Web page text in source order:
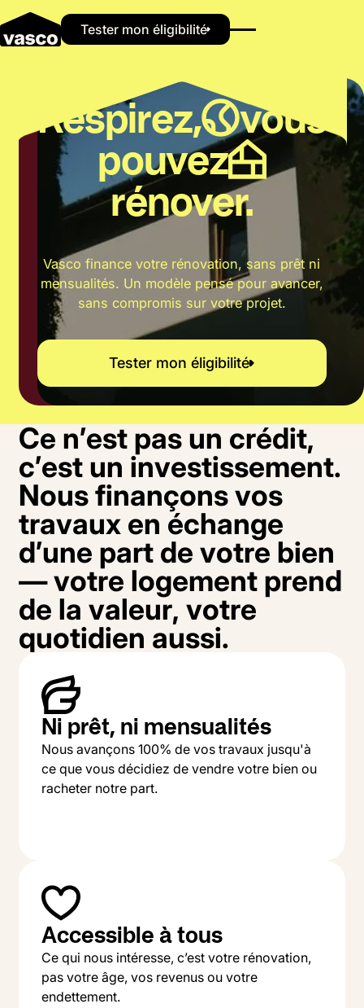
Button Text
Tester mon éligibilité
Respirez, vous
pouvez
rénover.
Vasco finance votre rénovation, sans prêt ni
mensualités. Un modèle pensé pour avancer,
sans compromis sur votre projet.
Tester mon éligibilité
Ce n’est pas un crédit,
c’est un investissement.
Nousfinançonsvos
travaux en échange
d’une part de votre bien
—votre logement prend
de la valeur, votre
quotidien aussi.
Ni prêt, ni mensualités
Nous avançons 100% de vos travaux jusqu'à
ce que vous décidiez de vendre votre bien ou
racheter notre part.
Accessible à tous
Ce qui nous intéresse, c’est votre rénovation,
pas votre âge, vos revenus ou votre
endettement.